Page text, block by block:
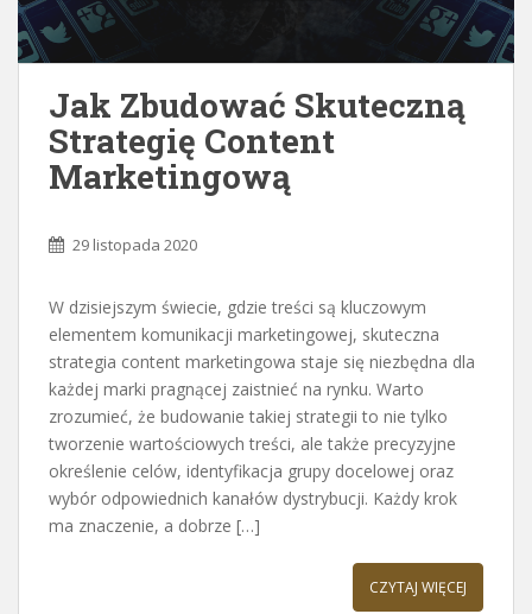
Jak Zbudować Skuteczną
Strategię Content
Marketingową
29 listopada 2020
W dzisiejszym świecie, gdzie treści są kluczowym
elementem komunikacji marketingowej, skuteczna
strategia content marketingowa staje się niezbędna dla
każdej marki pragnącej zaistnieć na rynku. Warto
zrozumieć, że budowanie takiej strategii to nie tylko
tworzenie wartościowych treści, ale także precyzyjne
określenie celów, identyfikacja grupy docelowej oraz
wybór odpowiednich kanałów dystrybucji. Każdy krok
ma znaczenie, a dobrze […]
CZYTAJ WIĘCEJ